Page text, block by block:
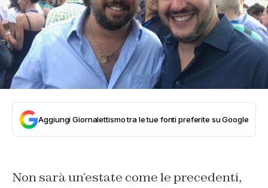
Aggiungi Giornalettismo tra le tue fonti preferite su Google
Non sarà un’estate come le precedenti,